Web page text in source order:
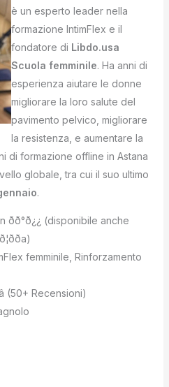
è un esperto leader nella
formazione IntimFlex e il
fondatore di Libdo.usa
Scuola femminile. Ha anni di
esperienza aiutare le donne
migliorare la loro salute del
pavimento pelvico, migliorare
la resistenza, e aumentare la
di formazione offline in Astana
globale, tra cui il suo ultimo
.
ðð°ð¿¿ (disponibile anche
femminile, Rinforzamento
(50+ Recensioni)